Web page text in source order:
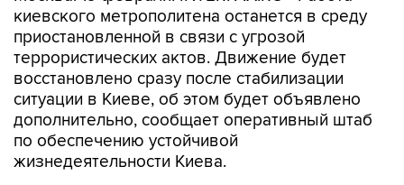
киевского метрополитена останется в среду
приостановленной в связи с угрозой
террористических актов. Движение будет
восстановлено сразу после стабилизации
ситуации в Киеве, об этом будет объявлено
дополнительно, сообщает оперативный штаб
по обеспечению устойчивой
жизнедеятельности Киева.